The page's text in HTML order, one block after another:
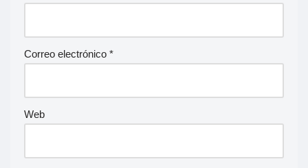
Correo electrónico *
Web